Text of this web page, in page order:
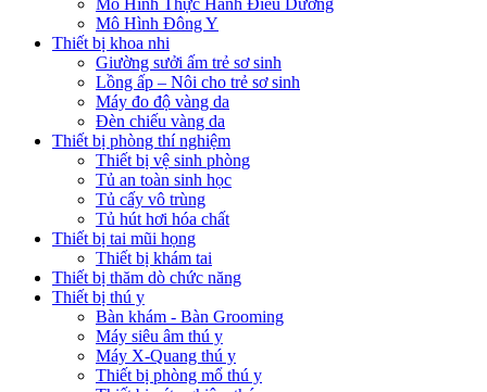
Mô Hình Đông Y
Thiết bị khoa nhi
Giường sưởi ấm trẻ sơ sinh
Lồng ấp – Nôi cho trẻ sơ sinh
Máy đo độ vàng da
Đèn chiếu vàng da
Thiết bị phòng thí nghiệm
Thiết bị vệ sinh phòng
Tủ an toàn sinh học
Tủ cấy vô trùng
Tủ hút hơi hóa chất
Thiết bị tai mũi họng
Thiết bị khám tai
Thiết bị thăm dò chức năng
Thiết bị thú y
Bàn khám - Bàn Grooming
Máy siêu âm thú y
Máy X-Quang thú y
Thiết bị phòng mổ thú y